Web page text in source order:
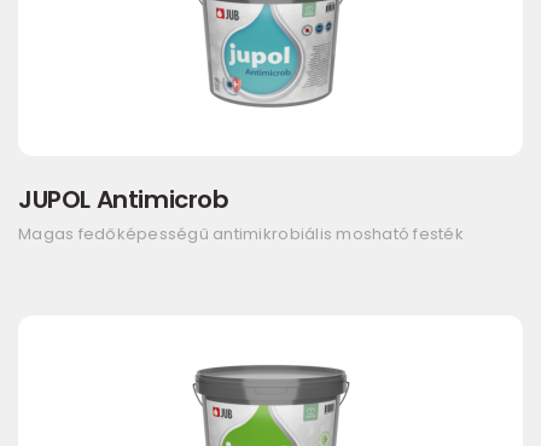
JUPOL Antimicrob
Magas fedőképességű antimikrobiális mosható festék